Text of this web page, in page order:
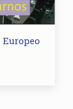
Europeo